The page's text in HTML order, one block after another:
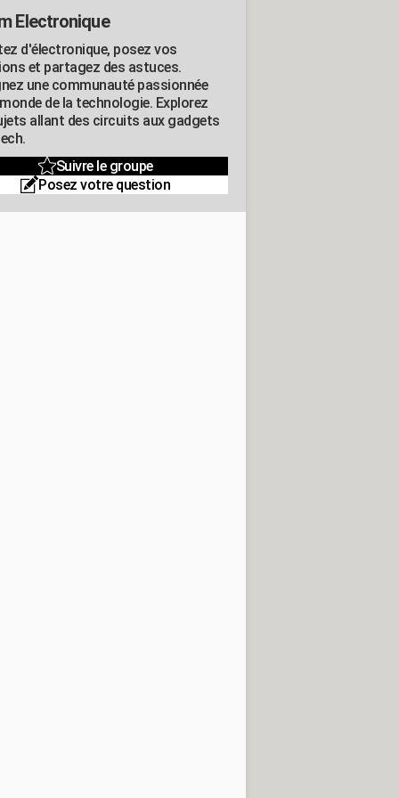
Electronique
d'électronique, posez vos
et partagez des astuces.
une communauté passionnée
de la technologie. Explorez
allant des circuits aux gadgets
Suivre le groupe
Posez votre question